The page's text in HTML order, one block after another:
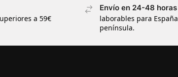
a 59€
Envío en 24-48 horas
laborables para España
península.